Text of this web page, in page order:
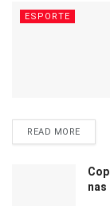
ESPORTE
READ MORE
nas